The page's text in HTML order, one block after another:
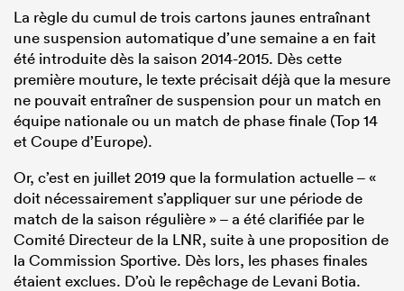
La règle du cumul de trois cartons jaunes entraînant
une suspension automatique d’une semaine a en fait
été introduite dès la saison 2014-2015. Dès cette
première mouture, le texte précisait déjà que la mesure
ne pouvait entraîner de suspension pour un match en
équipe nationale ou un match de phase finale (Top 14
et Coupe d’Europe).
Or, c’est en juillet 2019 que la formulation actuelle – «
doit nécessairement s’appliquer sur une période de
match de la saison régulière » – a été clarifiée par le
Comité Directeur de la LNR, suite à une proposition de
la Commission Sportive. Dès lors, les phases finales
étaient exclues. D’où le repêchage de Levani Botia.